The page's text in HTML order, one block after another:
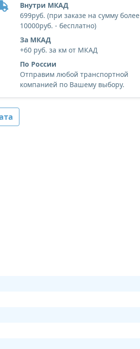
Внутри МКАД
699руб. (при заказе на сумму более
10000руб. - бесплатно)
За МКАД
+60 руб. за км от МКАД
По России
Отправим любой транспортной
компанией по Вашему выбору.